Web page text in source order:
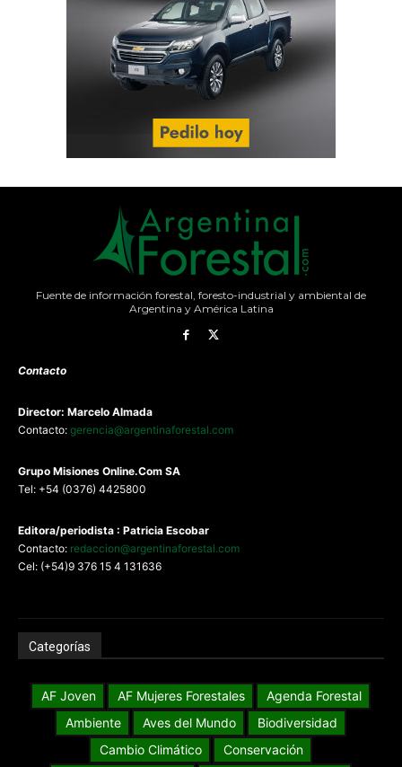
Fuente de información forestal, foresto-industrial y ambiental de
Argentina y América Latina
Contacto
Director: Marcelo Almada
Contacto: gerencia@argentinaforestal.com
Grupo Misiones Online.Com SA
Tel: +54 (0376) 4425800
Editora/periodista : Patricia Escobar
Contacto: redaccion@argentinaforestal.com
Cel: (+54)9 376 15 4 131636
Categorías
AF Joven AF Mujeres Forestales
Agenda Forestal
Ambiente
Aves del Mundo
Biodiversidad
Cambio Climático
Conservación